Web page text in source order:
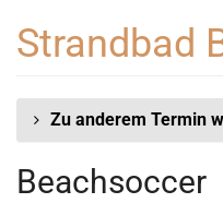
Haupt-
Strandbad
Zu anderem Termin
Beachsoccer